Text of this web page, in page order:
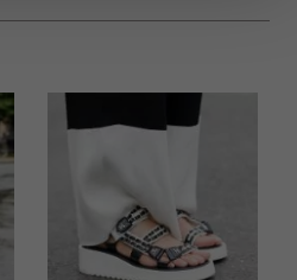
zgodę w dowolnej chwili.
społecznościowe i
witrynie. Informacje o tym, jak
udostępniamy partnerom
i analitycznym.
te informacje z innymi danymi
uzyskanymi podczas